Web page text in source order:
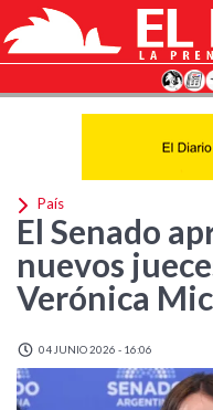
País
El Senado
nuevos
Verónica
04 JUNIO 2026 - 16:06